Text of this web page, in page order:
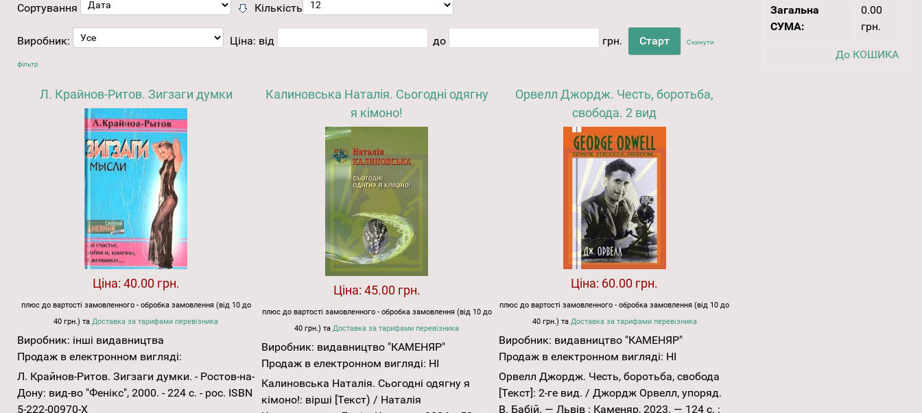
Сортування Кількість
Виробник: Ціна: від до грн. Скинути
фільтр
Л. Крайнов-Ритов. Зигзаги думки
Ціна: 40.00 грн.
плюс до вартості замовленного - обробка замовлення (від 10 до
40 грн.) таДоставка за тарифами перевізника
Виробник: інші видавництва
Продаж в електронном вигляді:
Л. Крайнов-Ритов. Зигзаги думки. - Ростов-на-
Дону: вид-во "Фенікс", 2000. - 224 с. - рос. ISBN
5-222-00970-Х
Калиновська Наталія. Сьогодні одягну
я кімоно!
Ціна: 45.00 грн.
плюс до вартості замовленного - обробка замовлення (від 10 до
40 грн.) таДоставка за тарифами перевізника
Виробник: видавництво "КАМЕНЯР"
Продаж в електронном вигляді: НІ
Калиновська Наталія. Сьогодні одягну я
кімоно!: вірші [Текст) / Наталія
Орвелл Джордж. Честь, боротьба,
свобода. 2 вид
Ціна: 60.00 грн.
плюс до вартості замовленного - обробка замовлення (від 10 до
40 грн.) та Доставка за тарифами перевізника
Виробник: видавництво "КАМЕНЯР"
Продаж в електронном вигляді: НІ
Орвелл Джордж. Честь, боротьба, свобода
[Текст]: 2-ге вид. / Джордж Орвелл, упоряд.
В. Бабій. — Львів : Каменяр, 2023. — 124 с. :
Загальна
СУМА:
0.00
грн.
До КОШИКА